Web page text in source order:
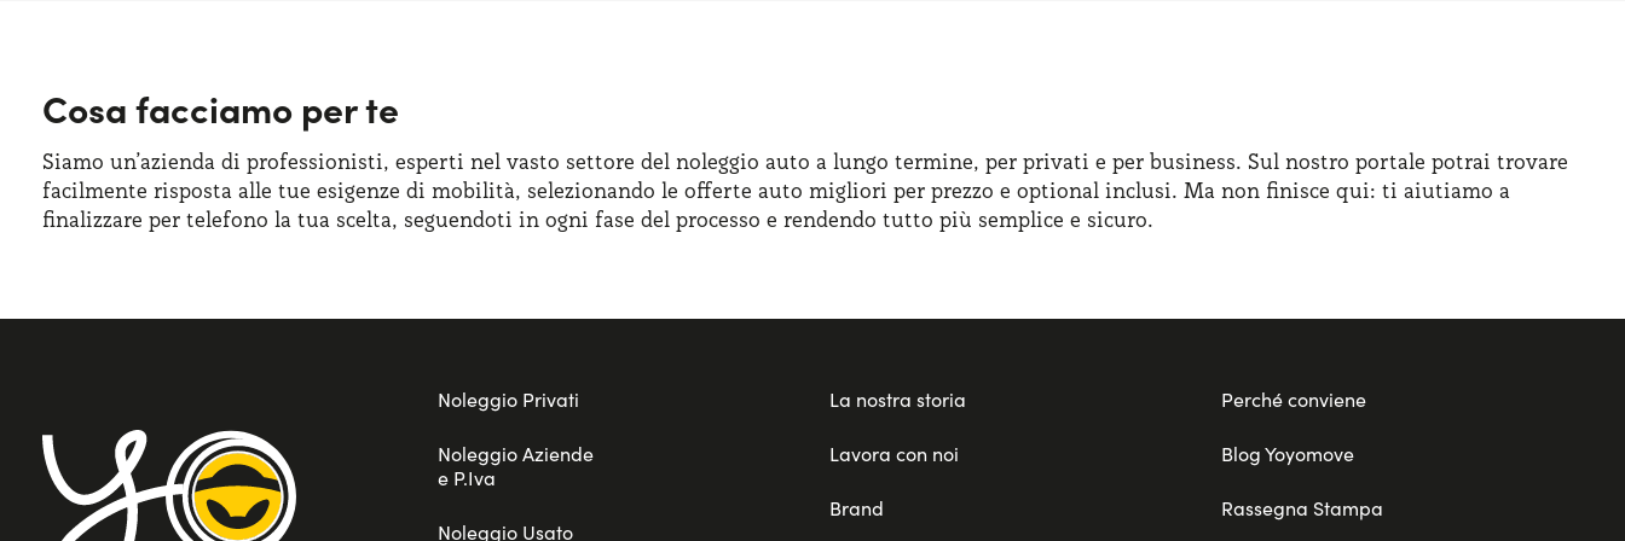
Cosa facciamo per te
Siamo un’azienda di professionisti, esperti nel vasto settore del noleggio auto a lungo termine, per privati e per business. Sul nostro portale potrai trovare
facilmente risposta alle tue esigenze di mobilità, selezionando le offerte auto migliori per prezzo e optional inclusi. Ma non finisce qui: ti aiutiamo a
finalizzare per telefono la tua scelta, seguendoti in ogni fase del processo e rendendo tutto più semplice e sicuro.
Noleggio Privati
Noleggio Aziende
e P.Iva
Noleggio Usato
La nostra storia
Lavora con noi
Brand
Perché conviene
Blog Yoyomove
Rassegna Stampa